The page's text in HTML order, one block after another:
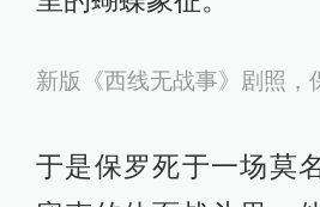
着“西线无战事”。
笔者百思不得其解，